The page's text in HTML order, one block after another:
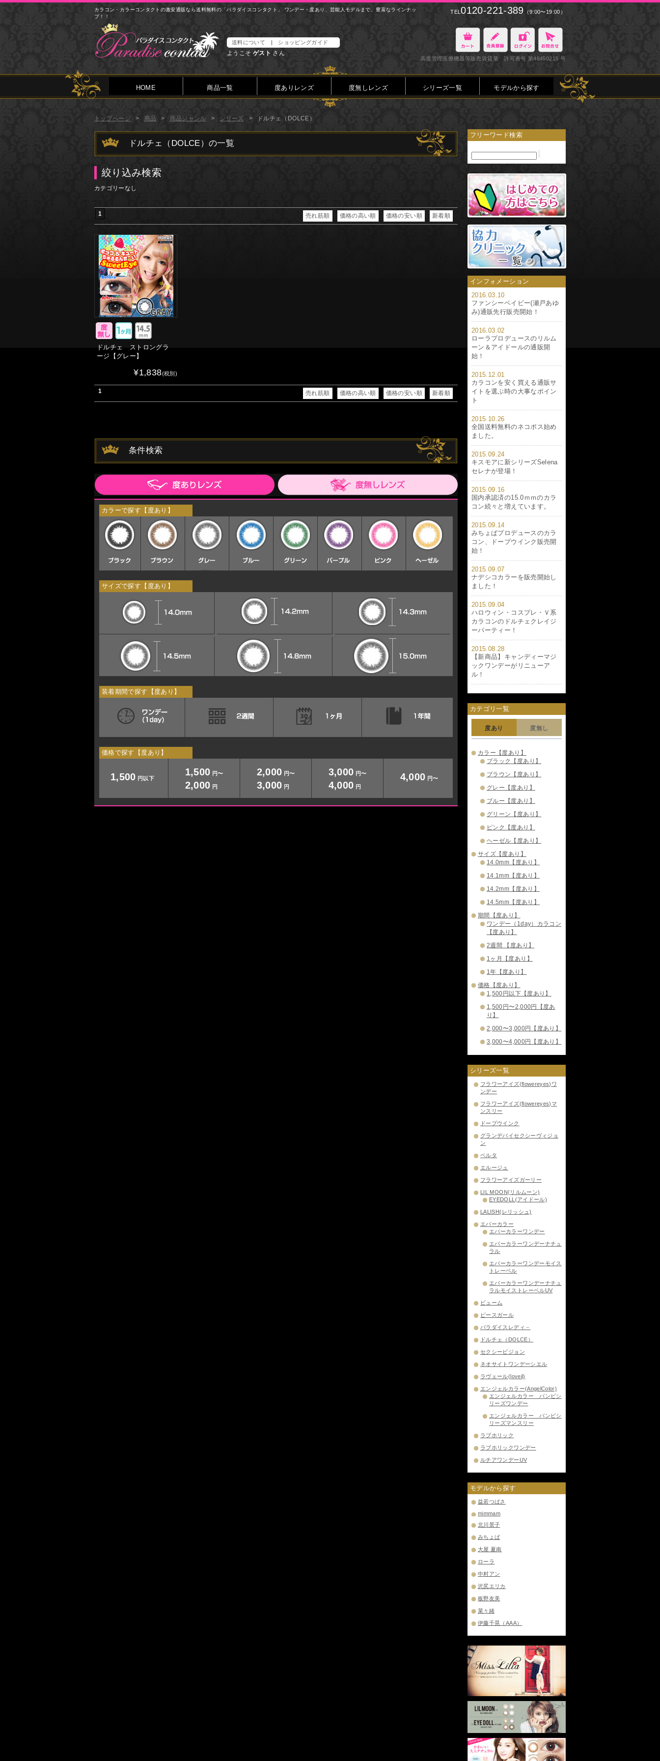
カラコン・カラーコンタクトの激安通販なら送料無料の「パラダイスコンタクト」 ワンデー・度あり、芸能人モデルまで、豊富なラインナッ
プ！！
TEL0120-221-389 （9:00〜19:00）
送料について | ショッピングガイド
ようこそ ゲスト さん
高度管理医療機器等販売賃貸業 許可番号 第46450215 号
HOME 商品一覧 度ありレンズ 度無しレンズ シリーズ一覧 モデルから探す
トップページ 商品 商品ジャンル シリーズ ドルチェ（DOLCE）
ドルチェ（DOLCE）の一覧
絞り込み検索
カテゴリーなし
1 新着順
価格の安い順
価格の高い順
売れ筋順
ドルチェ ストロングラ
ージ【グレー】
¥1,838(税別)
1 新着順
価格の安い順
価格の高い順
売れ筋順
条件検索
カラーで探す【度あり】
サイズで探す【度あり】
装着期間で探す【度あり】
価格で探す【度あり】
1,500 円以下
1,500 円〜
2,000 円
2,000 円〜
3,000 円
3,000 円〜
4,000 円
4,000 円〜
フリーワード検索
インフォメーション
2016.03.10
ファンシーベイビー(瀬戸あゆ
み)通販先行販売開始！
2016.03.02
ローラプロデュースのリルム
ーン＆アイドールの通販開
始！
2015.12.01
カラコンを安く買える通販サ
イトを選ぶ時の大事なポイン
ト
2015.10.26
全国送料無料のネコポス始め
ました。
2015.09.24
キスモアに新シリーズSelena
セレナが登場！
2015.09.16
国内承認済の15.0ｍｍのカラ
コン続々と増えています。
2015.09.14
みちょぱプロデュースのカラ
コン、ドープウインク販売開
始！
2015.09.07
ナデシコカラーを販売開始し
ました！
2015.09.04
ハロウィン・コスプレ・Ｖ系
カラコンのドルチェクレイジ
ーパーティー！
2015.08.28
【新商品】キャンディーマジ
ックワンデーがリニューア
ル！
カテゴリ一覧
度あり 度無し
カラー【度あり】
ブラック【度あり】
ブラウン【度あり】
グレー【度あり】
ブルー【度あり】
グリーン【度あり】
ピンク【度あり】
ヘーゼル【度あり】
サイズ【度あり】
14.0mm【度あり】
14.1mm【度あり】
14.2mm【度あり】
14.5mm【度あり】
期間【度あり】
ワンデー（1day）カラコン
【度あり】
2週間 【度あり】
1ヶ月【度あり】
1年【度あり】
価格【度あり】
1,500円以下【度あり】
1,500円〜2,000円【度あ
り】
2,000〜3,000円【度あり】
3,000〜4,000円【度あり】
シリーズ一覧
フラワーアイズ(flowereyes)ワ
ンデー
フラワーアイズ(flowereyes)マ
ンスリー
ドープウインク
グランデバイセクシーヴィジョ
ン
ベルタ
エルージュ
フラワーアイズガーリー
LIL MOON(リルムーン)
EYEDOLL(アイドール)
LALISH(レリッシュ)
エバーカラー
エバーカラーワンデー
エバーカラーワンデーナチュ
ラル
エバーカラーワンデーモイス
トレーベル
エバーカラーワンデーナチュ
ラルモイストレーベルUV
ビューム
ピースガール
パラダイスレディ－
ドルチェ（DOLCE）
セクシービジョン
ネオサイトワンデーシエル
ラヴェール(loveil)
エンジェルカラー(AngelColor)
エンジェルカラー バンビシ
リーズワンデー
エンジェルカラー バンビシ
リーズマンスリー
ラブホリック
ラブホリックワンデー
ルチアワンデーUV
モデルから探す
益若つばさ
mimmam
北川景子
みちょぱ
大屋 夏南
ローラ
中村アン
沢尻エリカ
板野友美
菜々緒
伊藤千晃（AAA）